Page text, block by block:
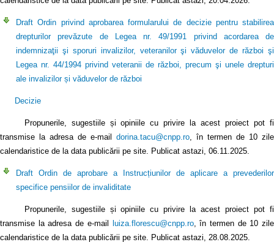
Draft Ordin privind aprobarea formularului de decizie pentru stabilirea
drepturilor prevăzute de Legea nr. 49/1991 privind acordarea de
indemnizaţii şi sporuri invalizilor, veteranilor şi văduvelor de război şi
Legea nr. 44/1994 privind veteranii de război, precum şi unele drepturi
ale invalizilor și văduvelor de război
Decizie
Propunerile, sugestiile și opiniile cu privire la acest proiect pot fi
transmise la adresa de e-mail dorina.tacu@cnpp.ro , în termen de 10 zile
calendaristice de la data publicării pe site. Publicat astazi, 06.11.2025.
Draft Ordin de aprobare a Instrucțiunilor de aplicare a prevederilor
specifice pensiilor de invaliditate
Propunerile, sugestiile și opiniile cu privire la acest proiect pot fi
transmise la adresa de e-mail
luiza.florescu@cnpp.ro, în termen de 10 zile
calendaristice de la data publicării pe site. Publicat astazi, 28.08.2025.